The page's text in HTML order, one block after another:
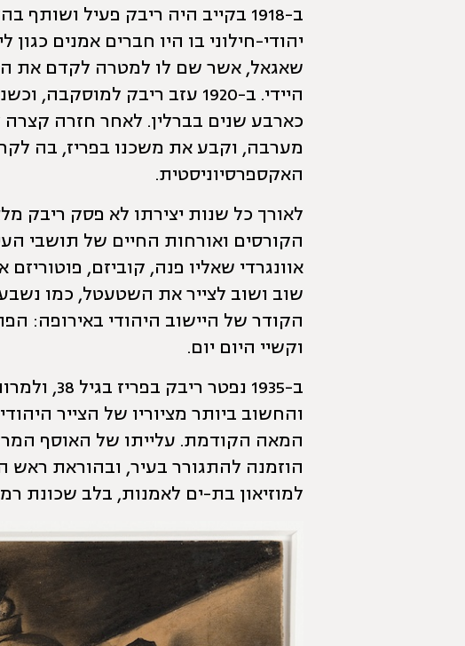
ב-1918 בקייב היה ריבק פעיל
יהודי-חילוני בו היו חברים אמנים כגון
שאגאל, אשר שם לו למטרה לקדם את
היידי. ב-1920 עזב ריבק
כארבע שנים בברלין. לאחר חזרה
מערבה, וקבע את משכנו בפריז, בה
האקספרסיוניסטית.
לאורך כל שנות יצירתו לא פסק ריבק
הקורסים ואורחות החיים של תושבי
אוונגרדי שאליו פנה, קוביזם,
שוב ושוב לצייר את השטעטל, כמו
הקודר של היישוב היהודי באירופה:
וקשיי היום יום.
ב-1935
והחשוב ביותר מציוריו של הצייר
המאה הקודמת. עלייתו של האוסף
הוזמנה להתגורר בעיר, ובהוראת ראש
למוזיאון בת-ים לאמנות, בלב שכונת